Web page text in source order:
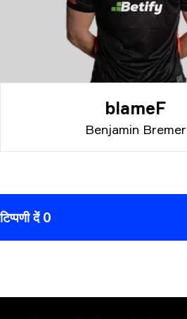
blameF
Benjamin Bremer
टिप्पणी दें 0